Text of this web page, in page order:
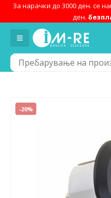
За нарачки до 3000 ден. се
ден.
-20%